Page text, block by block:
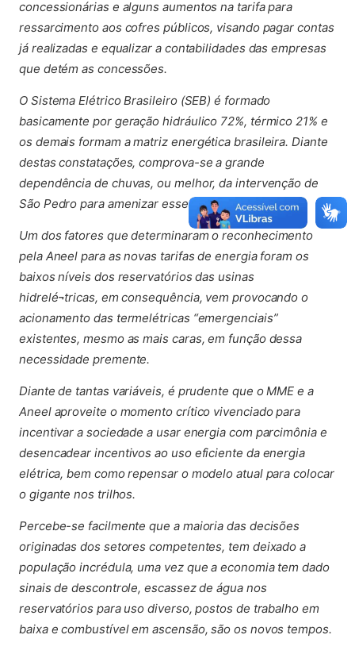
concessionárias e alguns aumentos na tarifa para
ressarcimento aos cofres públicos, visando pagar contas
já realizadas e equalizar a contabilidades das empresas
que detém as concessões.
O Sistema Elétrico Brasileiro (SEB) é formado
basicamente por geração hidráulico 72%, térmico 21% e
os demais formam a matriz energética brasileira. Diante
destas constatações, comprova-se a grande
dependência de chuvas, ou melhor, da intervenção de
São Pedro para amenizar esse grave problema.
Um dos fatores que determinaram o reconhecimento
pela Aneel para as novas tarifas de energia foram os
baixos níveis dos reservatórios das usinas
hidrelé¬tricas, em consequência, vem provocando o
acionamento das termelétricas “emergenciais”
existentes, mesmo as mais caras, em função dessa
necessidade premente.
Diante de tantas variáveis, é prudente que o MME e a
Aneel aproveite o momento crítico vivenciado para
incentivar a sociedade a usar energia com parcimônia e
desencadear incentivos ao uso eficiente da energia
elétrica, bem como repensar o modelo atual para colocar
o gigante nos trilhos.
Percebe-se facilmente que a maioria das decisões
originadas dos setores competentes, tem deixado a
população incrédula, uma vez que a economia tem dado
sinais de descontrole, escassez de água nos
reservatórios para uso diverso, postos de trabalho em
baixa e combustível em ascensão, são os novos tempos.